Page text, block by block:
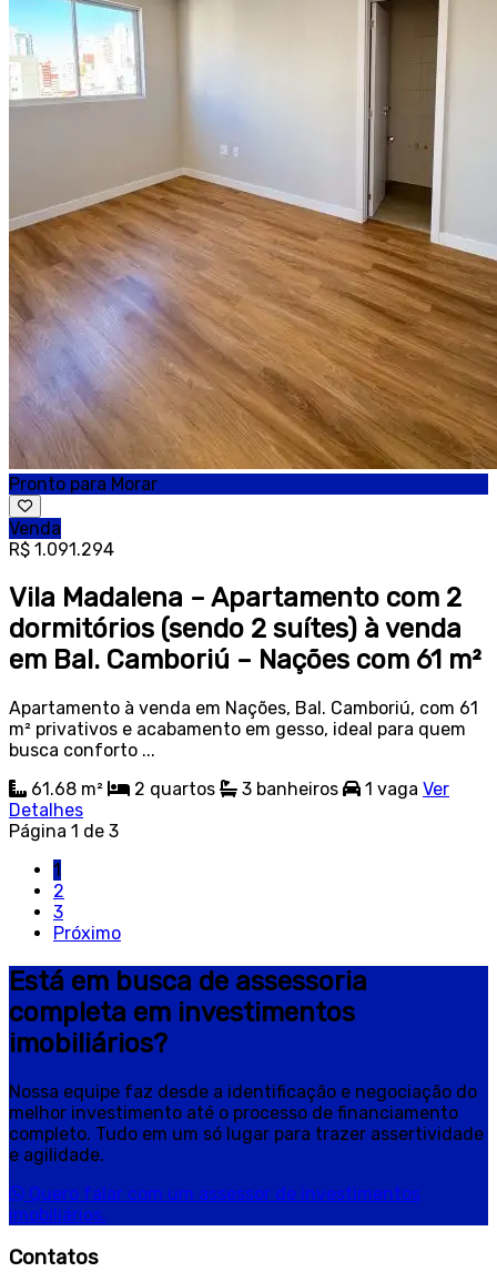
Pronto para Morar
Venda
R$ 1.091.294
Vila Madalena – Apartamento com 2
dormitórios (sendo 2 suítes) à venda
em Bal. Camboriú – Nações com 61 m²
Apartamento à venda em Nações, Bal. Camboriú, com 61
m² privativos e acabamento em gesso, ideal para quem
busca conforto ...
61.68 m²
2 quartos 3 banheiros 1 vaga Ver
Detalhes
Página 1 de 3
1
2
3
Próximo
Está em busca de assessoria
completa em investimentos
imobiliários?
Nossa equipe faz desde a identificação e negociação do
melhor investimento até o processo de financiamento
completo. Tudo em um só lugar para trazer assertividade
e agilidade.
Quero falar com um assessor de investimentos
imobiliários.
Contatos